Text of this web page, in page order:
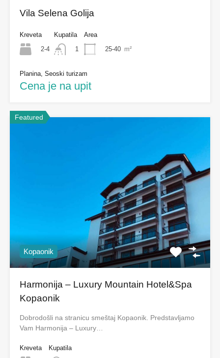
Vila Selena Golija
Kreveta
2-4
Kupatila
1
Area
25-40 m²
Planina, Seoski turizam
Cena je na upit
Featured
Kopaonik
Harmonija – Luxury Mountain Hotel&Spa
Kopaonik
Dobrodošli na stranicu smeštaj Kopaonik. Predstavljamo
Vam Harmonija – Luxury…
Kreveta
Kupatila